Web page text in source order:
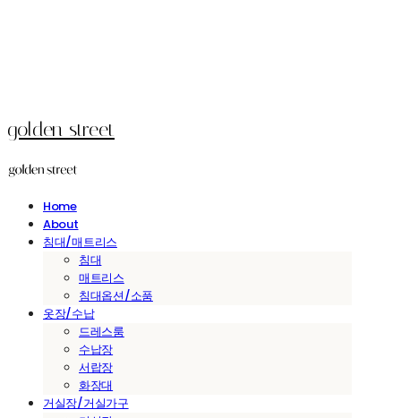
golden street
Home
About
침대/매트리스
침대
매트리스
침대옵션/소품
옷장/수납
드레스룸
수납장
서랍장
화장대
거실장/거실가구